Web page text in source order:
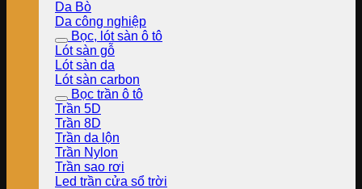
Da Bò
Da công nghiệp
Bọc, lót sàn ô tô
Lót sàn gỗ
Lót sàn da
Lót sàn carbon
Bọc trần ô tô
Trần 5D
Trần 8D
Trần da lộn
Trần Nylon
Trần sao rơi
Led trần cửa sổ trời